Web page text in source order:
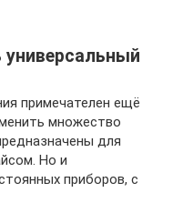
универсальный
примечателен ещё
множество
для
Но и
приборов, с